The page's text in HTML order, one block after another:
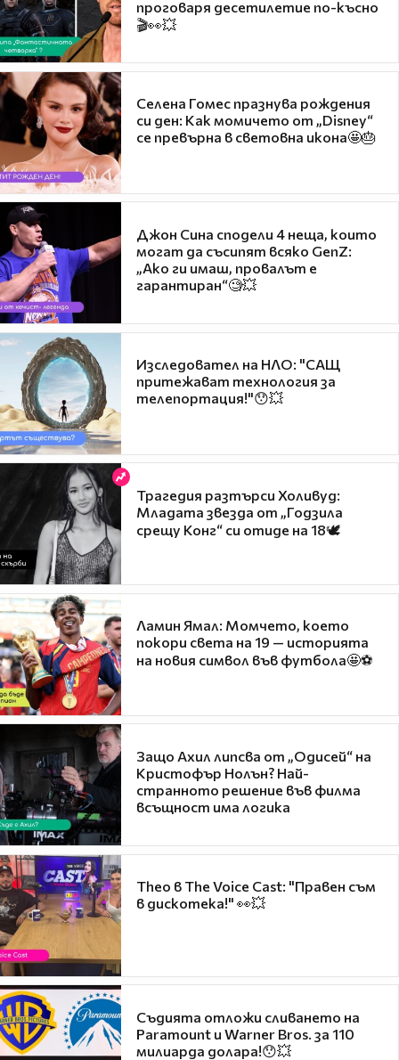
проговаря десетилетие по-късно
🎬👀💥
Селена Гомес празнува рождения
си ден: Как момичето от „Disney“
се превърна в световна икона🤩🎂
Джон Сина сподели 4 неща, които
могат да съсипят всяко GenZ:
„Ако ги имаш, провалът е
гарантиран“🧐💥
Изследовател на НЛО: "САЩ
притежават технология за
телепортация!"😯💥
Трагедия разтърси Холивуд:
Младата звезда от „Годзила
срещу Конг“ си отиде на 18🕊️
Ламин Ямал: Момчето, което
покори света на 19 — историята
на новия символ във футбола🤩⚽
Защо Ахил липсва от „Одисей“ на
Кристофър Нолън? Най-
странното решение във филма
всъщност има логика
Theo в The Voice Cast: "Правен съм
в дискотека!" 👀💥
Съдията отложи сливането на
Paramount и Warner Bros. за 110
милиарда долара!😯💥